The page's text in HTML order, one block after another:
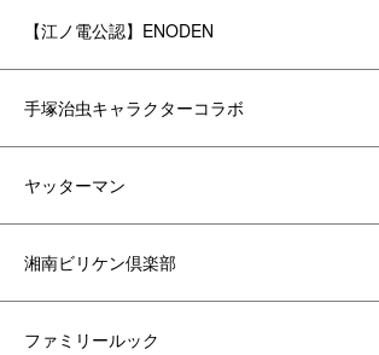
【江ノ電公認】ENODEN
手塚治虫キャラクターコラボ
ヤッターマン
湘南ビリケン倶楽部
ファミリールック